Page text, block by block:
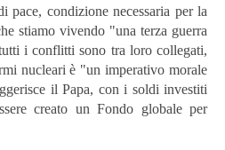
pace, condizione necessaria per la
stiamo vivendo "una terza guerra
i conflitti sono tra loro collegati,
nucleari è "un imperativo morale
il Papa, con i soldi investiti
creato un Fondo globale per